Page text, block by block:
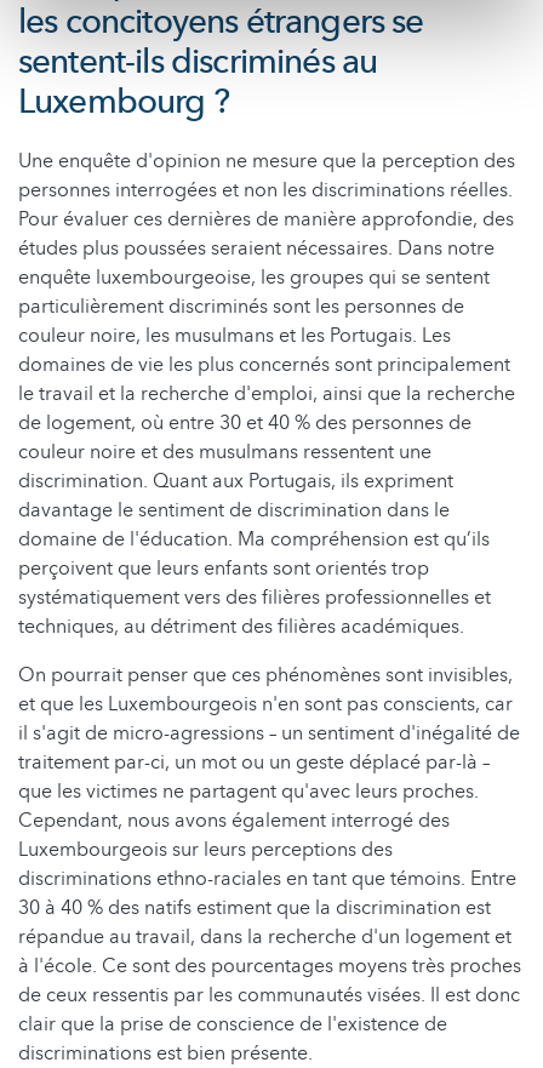
les concitoyens étrangers se
sentent-ils discriminés au
Luxembourg ?
Une enquête d'opinion ne mesure que la perception des
personnes interrogées et non les discriminations réelles.
Pour évaluer ces dernières de manière approfondie, des
études plus poussées seraient nécessaires. Dans notre
enquête luxembourgeoise, les groupes qui se sentent
particulièrement discriminés sont les personnes de
couleur noire, les musulmans et les Portugais. Les
domaines de vie les plus concernés sont principalement
le travail et la recherche d'emploi, ainsi que la recherche
de logement, où entre 30 et 40 % des personnes de
couleur noire et des musulmans ressentent une
discrimination. Quant aux Portugais, ils expriment
davantage le sentiment de discrimination dans le
domaine de l'éducation. Ma compréhension est qu’ils
perçoivent que leurs enfants sont orientés trop
systématiquement vers des filières professionnelles et
techniques, au détriment des filières académiques.
On pourrait penser que ces phénomènes sont invisibles,
et que les Luxembourgeois n'en sont pas conscients, car
il s'agit de micro-agressions – un sentiment d'inégalité de
traitement par-ci, un mot ou un geste déplacé par-là –
que les victimes ne partagent qu'avec leurs proches.
Cependant, nous avons également interrogé des
Luxembourgeois sur leurs perceptions des
discriminations ethno-raciales en tant que témoins. Entre
30 à 40 % des natifs estiment que la discrimination est
répandue au travail, dans la recherche d'un logement et
à l'école. Ce sont des pourcentages moyens très proches
de ceux ressentis par les communautés visées. Il est donc
clair que la prise de conscience de l'existence de
discriminations est bien présente.